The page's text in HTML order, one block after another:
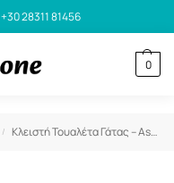
+30 28311 81456
0
/ Κλειστή Τουαλέτα Γάτας – Astronaut 55,4x49x41,7cm Γκρι